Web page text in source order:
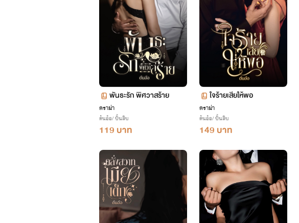
พันธะรัก พิศวาสร้าย
ดราม่า
ต้นอ้อ/ ปั้นสิบ
119 บาท
ใจร้ายเสียให้พอ
ดราม่า
ต้นอ้อ/ ปั้นสิบ
149 บาท